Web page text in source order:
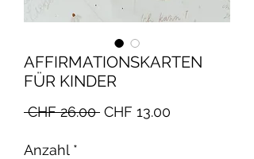
AFFIRMATIONSKARTEN
FÜR KINDER
CHF 26.00 Standardpreis
CHF 13.00
Anzahl *